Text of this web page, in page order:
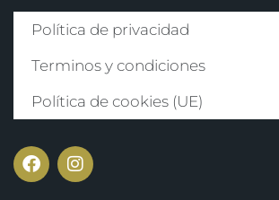
Política de privacidad
Terminos y condiciones
Política de cookies (UE)